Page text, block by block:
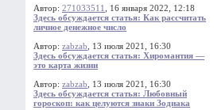
Автор: 271033511
, 16 января 2022, 12:18
Здесь обсуждается статья: Как рассчитать
личное денежное число
Автор: zabzab , 13 июля 2021, 16:30
Здесь обсуждается статья: Хиромантия —
это карта жизни
Автор: zabzab , 13 июля 2021, 16:30
Здесь обсуждается статья: Любовный
гороскоп: как целуются знаки Зодиака